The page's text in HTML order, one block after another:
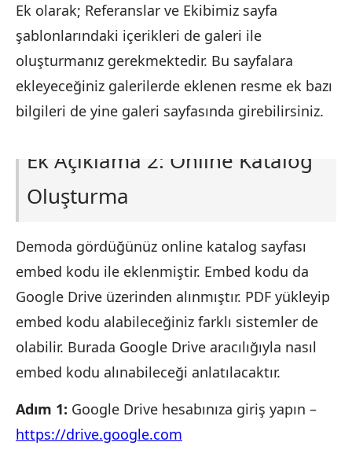
Ek olarak; Referanslar ve Ekibimiz sayfa
şablonlarındaki içerikleri de galeri ile
oluşturmanız gerekmektedir. Bu sayfalara
ekleyeceğiniz galerilerde eklenen resme ek bazı
bilgileri de yine galeri sayfasında girebilirsiniz.
Ek Açıklama 2: Online Katalog
Oluşturma
Demoda gördüğünüz online katalog sayfası
embed kodu ile eklenmiştir. Embed kodu da
Google Drive üzerinden alınmıştır. PDF yükleyip
embed kodu alabileceğiniz farklı sistemler de
olabilir. Burada Google Drive aracılığıyla nasıl
embed kodu alınabileceği anlatılacaktır.
Adım 1: Google Drive hesabınıza giriş yapın –
https://drive.google.com